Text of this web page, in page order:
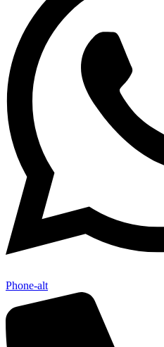
Phone-alt